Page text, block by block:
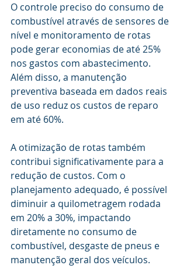
O controle preciso do consumo de
combustível através de sensores de
nível e monitoramento de rotas
pode gerar economias de até 25%
nos gastos com abastecimento.
Além disso, a manutenção
preventiva baseada em dados reais
de uso reduz os custos de reparo
em até 60%.
A otimização de rotas também
contribui significativamente para a
redução de custos. Com o
planejamento adequado, é possível
diminuir a quilometragem rodada
em 20% a 30%, impactando
diretamente no consumo de
combustível, desgaste de pneus e
manutenção geral dos veículos.